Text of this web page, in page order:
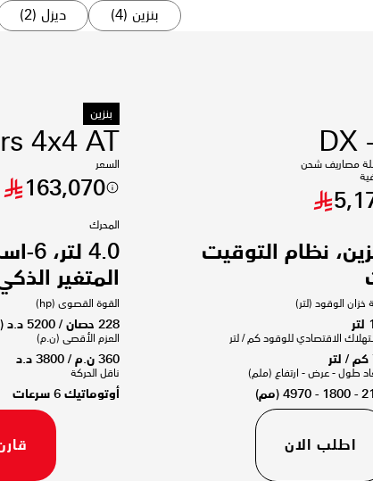
بنزين (4) ديزل (2)
DX
مصاريف شحن
بنزين، نظام التوقيت
الوقود (لتر)
الاقتصادي للوقود كم / لتر
طول - عرض - ارتفاع (ملم)
(مم)
اطلب الان
بنزين
4x4 AT
السعر
163,070
المحرك
4.0
المتغير
القوة القصوى (hp)
228 حصان / 5200 د.د (170 كيلو وات)
العزم الأقصى (ن.م)
360 ن.م / 3800 د.د
ناقل الحركة
أوتوماتيك 6 سرعات